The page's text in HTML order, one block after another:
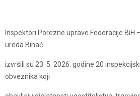
Inspektori Porezne uprave Federacije BiH
ureda Bihać
izvršili su 23. 5. 2026. godine 20
obveznika koji